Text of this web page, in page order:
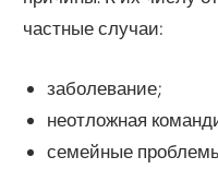
частные случаи:
заболевание;
неотложная
семейные